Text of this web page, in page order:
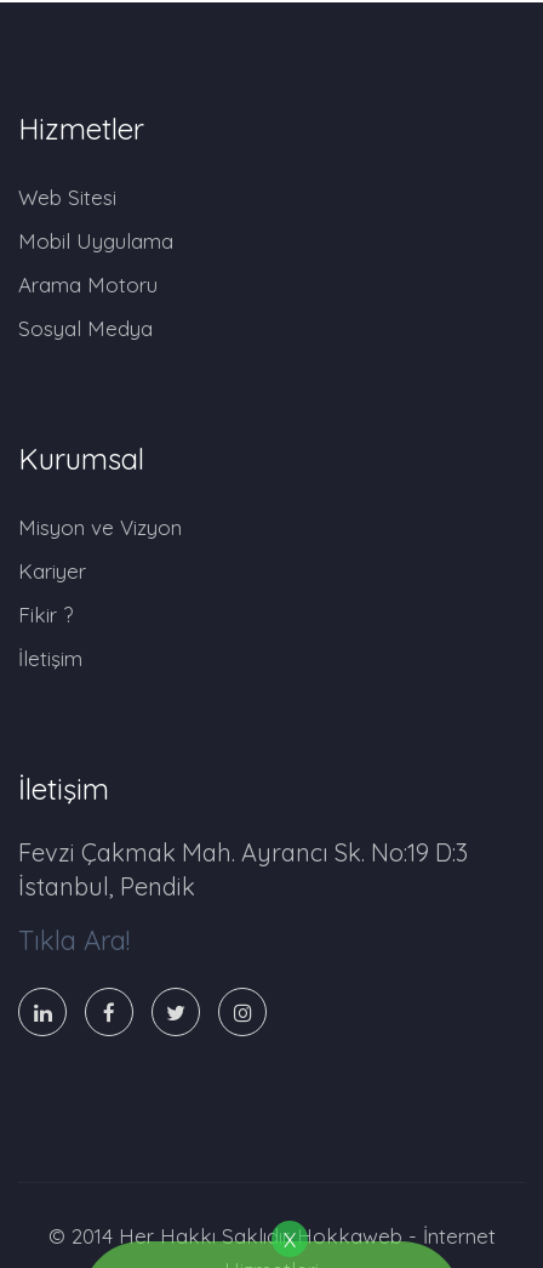
Hizmetler
Web Sitesi
Mobil Uygulama
Arama Motoru
Sosyal Medya
Kurumsal
Misyon ve Vizyon
Kariyer
Fikir ?
İletişim
İletişim
Fevzi Çakmak Mah. Ayrancı Sk. No:19 D:3
İstanbul, Pendik
Tıkla Ara!
© 2014 Her Hakkı Saklıdır. Hokkaweb - İnternet
X